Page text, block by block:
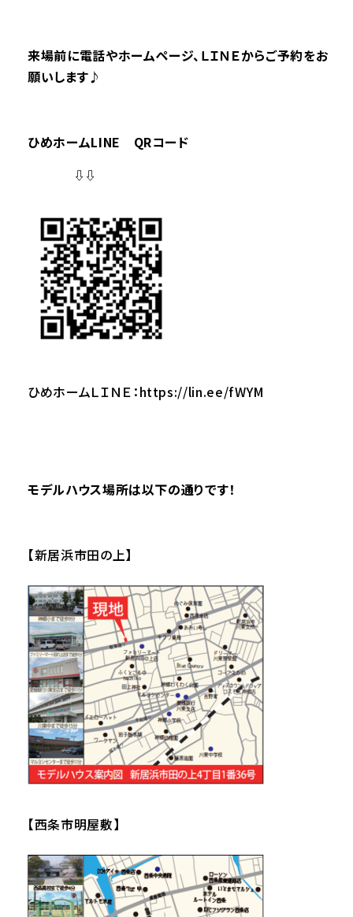
来場前に電話やホームページ、ＬＩＮＥからご予約をお
願いします♪
ひめホームLINE QRコード
⇩⇩
ひめホームＬＩＮＥ：https://lin.ee/fWYM
モデルハウス場所は以下の通りです！
【新居浜市田の上】
【西条市明屋敷】